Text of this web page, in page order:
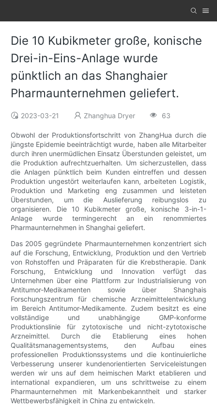
Die 10 Kubikmeter große, konische
Drei-in-Eins-Anlage wurde
pünktlich an das Shanghaier
Pharmaunternehmen geliefert.
2023-03-21 Zhanghua Dryer 63
Obwohl der Produktionsfortschritt von ZhangHua durch die
jüngste Epidemie beeinträchtigt wurde, haben alle Mitarbeiter
durch ihren unermüdlichen Einsatz Überstunden geleistet, um
die Produktion aufrechtzuerhalten. Um sicherzustellen, dass
die Anlagen pünktlich beim Kunden eintreffen und dessen
Produktion ungestört weiterlaufen kann, arbeiteten Logistik,
Produktion und Marketing eng zusammen und leisteten
Überstunden, um die Auslieferung reibungslos zu
organisieren. Die 10 Kubikmeter große, konische 3-in-1-
Anlage wurde termingerecht an ein renommiertes
Pharmaunternehmen in Shanghai geliefert.
Das 2005 gegründete Pharmaunternehmen konzentriert sich
auf die Forschung, Entwicklung, Produktion und den Vertrieb
von Rohstoffen und Präparaten für die Krebstherapie. Dank
Forschung, Entwicklung und Innovation verfügt das
Unternehmen über eine Plattform zur Industrialisierung von
Antitumor-Medikamenten sowie über Shanghais
Forschungszentrum für chemische Arzneimittelentwicklung
im Bereich Antitumor-Medikamente. Zudem besitzt es eine
vollständige und unabhängige GMP-konforme
Produktionslinie für zytotoxische und nicht-zytotoxische
Arzneimittel. Durch die Etablierung eines hohen
Qualitätsmanagementsystems, den Aufbau eines
professionellen Produktionssystems und die kontinuierliche
Verbesserung unserer kundenorientierten Serviceleistungen
werden wir uns auf dem heimischen Markt etablieren und
international expandieren, um uns schrittweise zu einem
Pharmaunternehmen mit Markenbekanntheit und starker
Wettbewerbsfähigkeit in China zu entwickeln.